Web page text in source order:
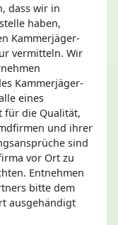
dass wir in
haben,
Kammerjäger-
vermitteln. Wir
Kammerjäger-
eines
für die Qualität,
und ihrer
sind
vor Ort zu
Entnehmen
bitte dem
ausgehändigt